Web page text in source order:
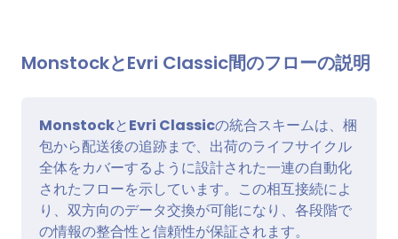
MonstockとEvri Classic間のフローの説明
MonstockとEvri Classicの統合スキームは、梱
包から配送後の追跡まで、出荷のライフサイクル
全体をカバーするように設計された一連の自動化
されたフローを示しています。この相互接続によ
り、双方向のデータ交換が可能になり、各段階で
の情報の整合性と信頼性が保証されます。